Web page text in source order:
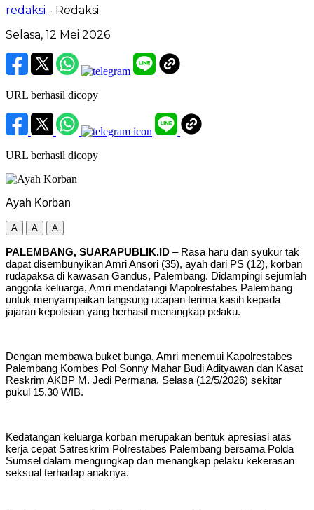
redaksi - Redaksi
Selasa, 12 Mei 2026
URL berhasil dicopy
URL berhasil dicopy
Ayah Korban
A A A
PALEMBANG, SUARAPUBLIK.ID – Rasa haru dan syukur tak
dapat disembunyikan Amri Ansori (35), ayah dari PS (12), korban
rudapaksa di kawasan Gandus, Palembang. Didampingi sejumlah
anggota keluarga, Amri mendatangi Mapolrestabes Palembang
untuk menyampaikan langsung ucapan terima kasih kepada
jajaran kepolisian yang berhasil menangkap pelaku.
Dengan membawa buket bunga, Amri menemui Kapolrestabes
Palembang Kombes Pol Sonny Mahar Budi Adityawan dan Kasat
Reskrim AKBP M. Jedi Permana, Selasa (12/5/2026) sekitar
pukul 15.30 WIB.
Kedatangan keluarga korban merupakan bentuk apresiasi atas
kerja cepat Satreskrim Polrestabes Palembang bersama Polda
Sumsel dalam mengungkap dan menangkap pelaku kekerasan
seksual terhadap anaknya.